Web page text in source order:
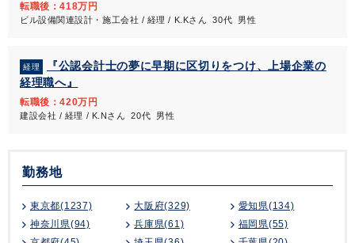
転職後：418万円
ビル設備関連設計・施工会社 / 経理 / K.Kさん 30代 男性
経理
『公認会計士の夢に早期に区切りをつけ、上場企業の
経理職へ』
転職後：420万円
建設会社 / 経理 / K.Nさん 20代 男性
勤務地
東京都(1237) 大阪府(329)
愛知県(134)
神奈川県(94)
兵庫県(61)
福岡県(55)